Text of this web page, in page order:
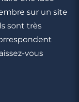
sur un site
sont très
vous